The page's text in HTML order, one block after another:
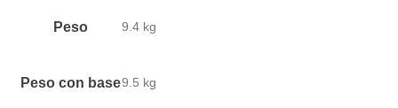
Peso 9.4 kg
Peso con base9.5 kg